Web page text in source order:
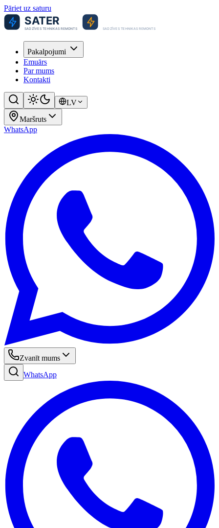
Pāriet uz saturu
Pakalpojumi
Emuārs
Par mums
Kontakti
LV
Maršruts
WhatsApp
Zvanīt mums
WhatsApp